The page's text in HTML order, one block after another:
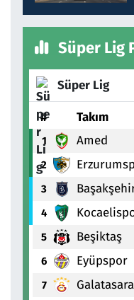
Süper Lig
Süper Lig
# Takım
1 Amed
2
3
4
5 Beşiktaş
6 Eyüpspor
7